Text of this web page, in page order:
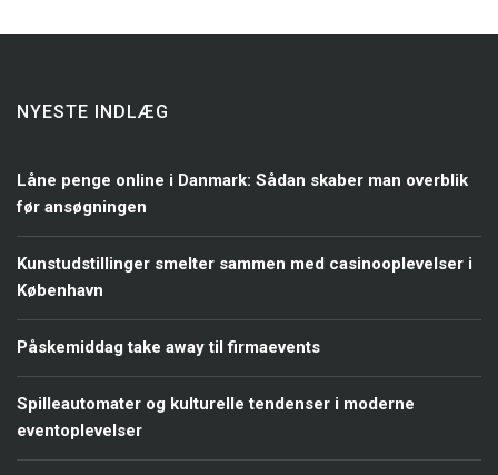
NYESTE INDLÆG
Låne penge online i Danmark: Sådan skaber man overblik
før ansøgningen
Kunstudstillinger smelter sammen med casinooplevelser i
København
Påskemiddag take away til firmaevents
Spilleautomater og kulturelle tendenser i moderne
eventoplevelser